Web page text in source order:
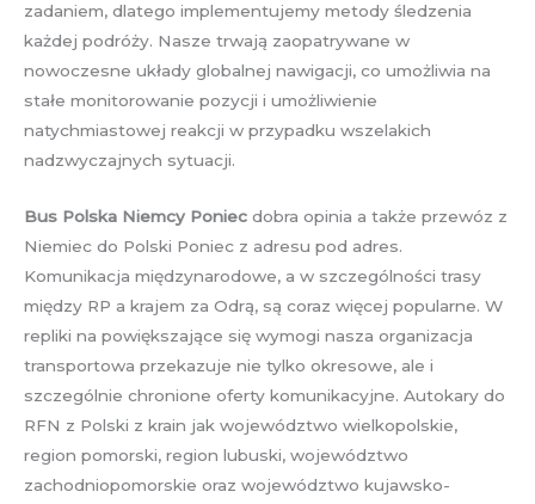
zadaniem, dlatego implementujemy metody śledzenia
każdej podróży. Nasze trwają zaopatrywane w
nowoczesne układy globalnej nawigacji, co umożliwia na
stałe monitorowanie pozycji i umożliwienie
natychmiastowej reakcji w przypadku wszelakich
nadzwyczajnych sytuacji.
Bus Polska Niemcy Poniec dobra opinia a także przewóz z
Niemiec do Polski Poniec z adresu pod adres.
Komunikacja międzynarodowe, a w szczególności trasy
między RP a krajem za Odrą, są coraz więcej popularne. W
repliki na powiększające się wymogi nasza organizacja
transportowa przekazuje nie tylko okresowe, ale i
szczególnie chronione oferty komunikacyjne. Autokary do
RFN z Polski z krain jak województwo wielkopolskie,
region pomorski, region lubuski, województwo
zachodniopomorskie oraz województwo kujawsko-